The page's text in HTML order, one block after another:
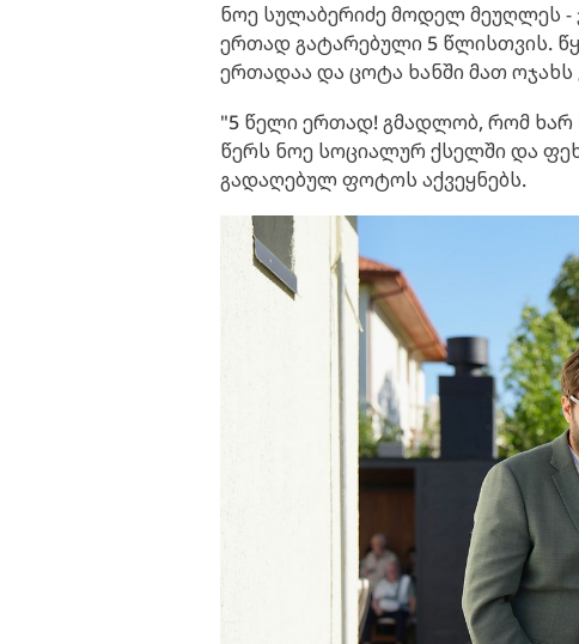
ნოე სულაბერიძე მოდელ მეუღლეს
ერთად გატარებული 5 წლისთვის.
ერთადაა და ცოტა ხანში მათ ოჯახს
"5 წელი ერთად! გმადლობ, რომ ხარ
წერს ნოე სოციალურ ქსელში და
გადაღებულ ფოტოს აქვეყნებს.